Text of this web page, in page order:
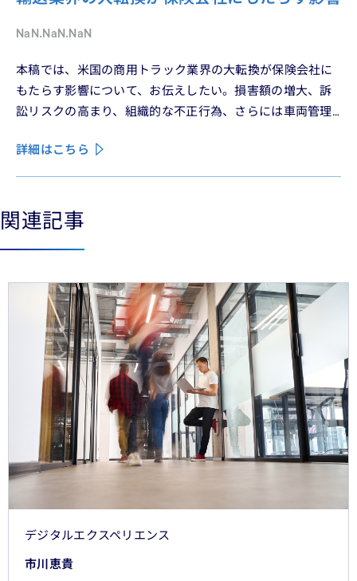
NaN.NaN.NaN
本稿では、米国の商用トラック業界の大転換が保険会社に
もたらす影響について、お伝えしたい。損害額の増大、訴
訟リスクの高まり、組織的な不正行為、さらには車両管理
ある。
詳細はこちら
See more See less
関連記事
デジタルエクスペリエンス
市川恵貴